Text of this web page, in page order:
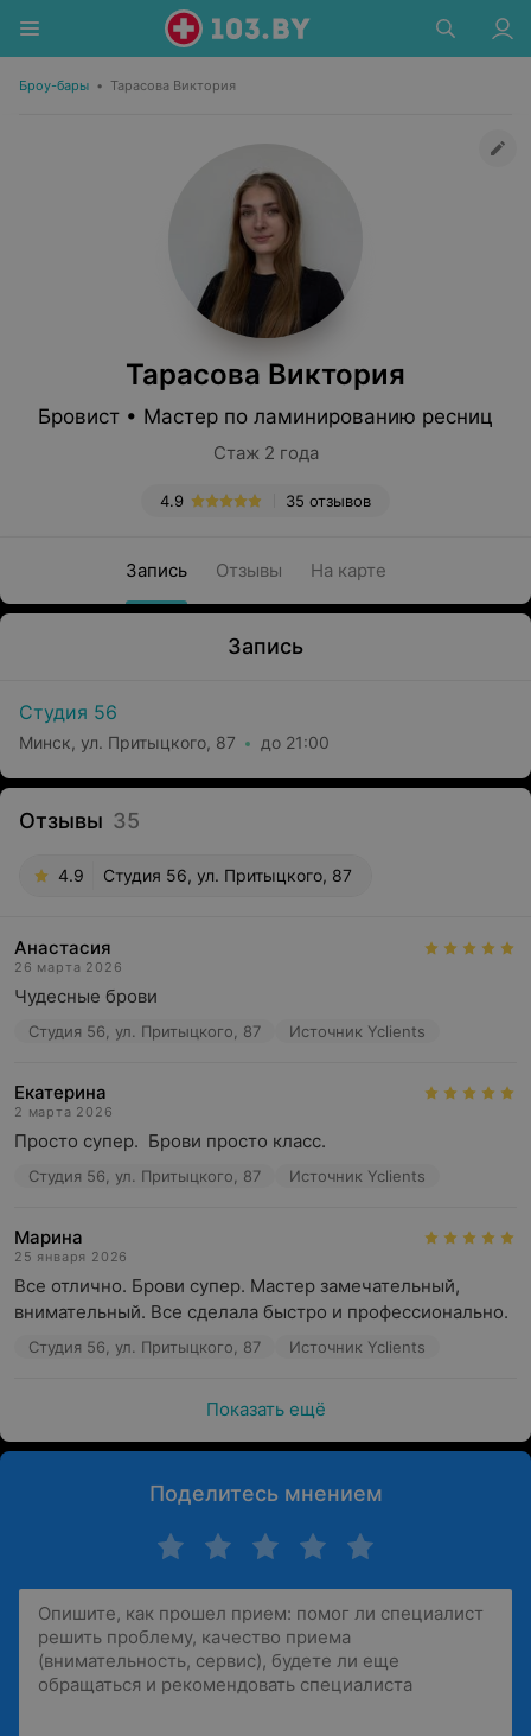
Броу-бары • Тарасова Виктория
Тарасова Виктория
Бровист • Мастер по ламинированию ресниц
Стаж 2 года
35 отзывов
4.9
Запись Отзывы На карте
Запись
Студия 56
Минск, ул. Притыцкого, 87 до 21:00
Отзывы 35
4.9 Студия 56, ул. Притыцкого, 87
Анастасия
26 марта 2026
Чудесные брови
Студия 56, ул. Притыцкого, 87 Источник Yclients
Екатерина
2 марта 2026
Просто супер.  Брови просто класс.
Студия 56, ул. Притыцкого, 87 Источник Yclients
Марина
25 января 2026
Все отлично. Брови супер. Мастер замечательный,
внимательный. Все сделала быстро и профессионально.
Студия 56, ул. Притыцкого, 87 Источник Yclients
Показать ещё
Поделитесь мнением